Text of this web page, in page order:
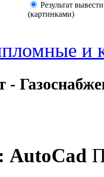
Результат
(картинками)
и
-
AutoCad